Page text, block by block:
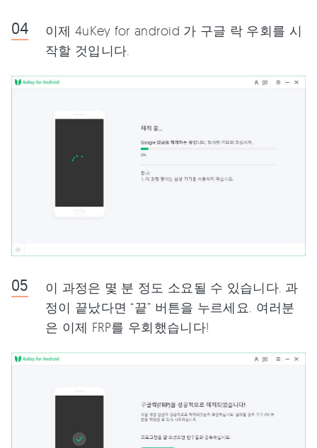
이제 4uKey for android 가 구글 락 우회를 시
작할 것입니다.
이 과정은 몇 분 정도 소요될 수 있습니다. 과
정이 끝났다면 “끝” 버튼을 누르세요. 여러분
은 이제 FRP를 우회했습니다!